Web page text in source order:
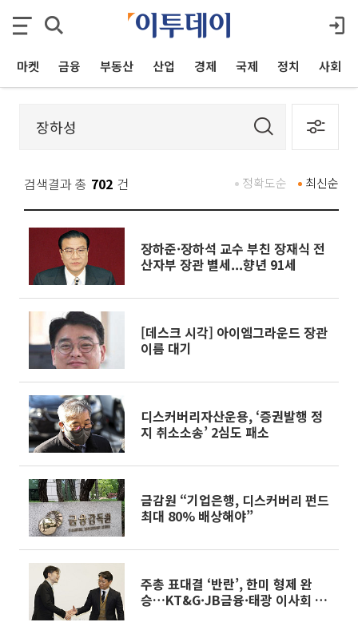
마켓 금융 부동산 산업 경제 국제 정치 사회
검색결과 총 702 건 최신순
정확도순
장하준·장하석 교수 부친 장재식 전
산자부 장관 별세...향년 91세
[데스크 시각] 아이엠그라운드 장관
이름 대기
디스커버리자산운용, ‘증권발행 정
지 취소소송’ 2심도 패소
금감원 “기업은행, 디스커버리 펀드
최대 80% 배상해야”
주총 표대결 ‘반란’, 한미 형제 완
승…KT&G·JB금융·태광 이사회 진